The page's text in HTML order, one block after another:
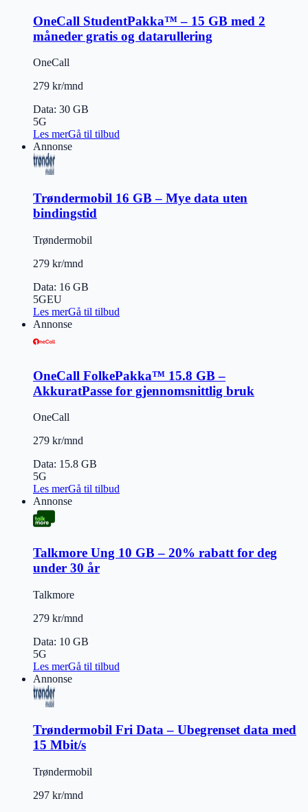
OneCall StudentPakka™ – 15 GB med 2
måneder gratis og datarullering
OneCall
279 kr/mnd
Data: 30 GB
5G
Les merGå til tilbud
Annonse
Trøndermobil 16 GB – Mye data uten
bindingstid
Trøndermobil
279 kr/mnd
Data: 16 GB
5GEU
Les merGå til tilbud
Annonse
OneCall FolkePakka™ 15.8 GB –
AkkuratPasse for gjennomsnittlig bruk
OneCall
279 kr/mnd
Data: 15.8 GB
5G
Les merGå til tilbud
Annonse
Talkmore Ung 10 GB – 20% rabatt for deg
under 30 år
Talkmore
279 kr/mnd
Data: 10 GB
5G
Les merGå til tilbud
Annonse
Trøndermobil Fri Data – Ubegrenset data med
15 Mbit/s
Trøndermobil
297 kr/mnd